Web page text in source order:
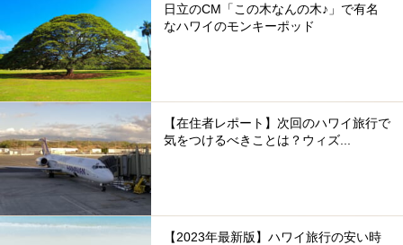
日立のCM「この木なんの木♪」で有名
なハワイのモンキーポッド
【在住者レポート】次回のハワイ旅行で
気をつけるべきことは？ウィズ...
【2023年最新版】ハワイ旅行の安い時